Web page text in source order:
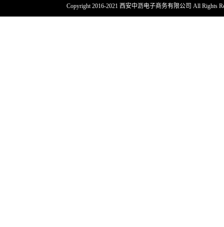
Copyright 2016-2021 西安中沥电子商务有限公司 All